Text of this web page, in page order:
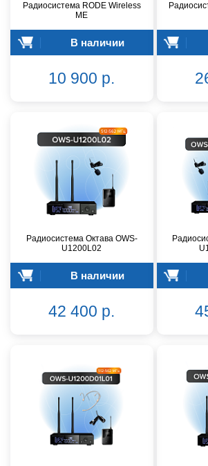
Радиосистема RODE Wireless
ME
В наличии
10 900 р.
Радиосистема Октава OWS-
U1200L02
В наличии
42 400 р.